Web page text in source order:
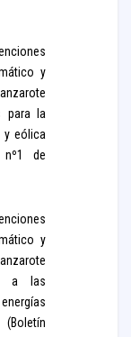
y
para la
y eólica
nº1 de
y
a las
(Boletín